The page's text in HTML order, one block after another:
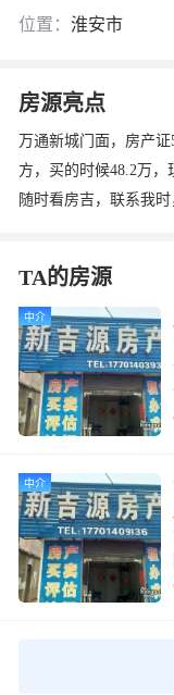
位置： 淮安市
房源亮点
万通新城门面，房产
方，买的时候48.2万
随时看房吉，联系我
TA的房源
中介
中介
换一